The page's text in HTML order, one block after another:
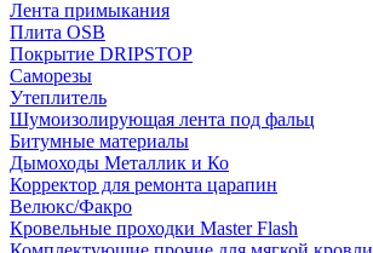
Лента примыкания
Плита OSB
Покрытие DRIPSTOP
Саморезы
Утеплитель
Шумоизолирующая лента под фальц
Битумные материалы
Дымоходы Металлик и Ко
Корректор для ремонта царапин
Велюкс/Факро
Кровельные проходки Master Flash